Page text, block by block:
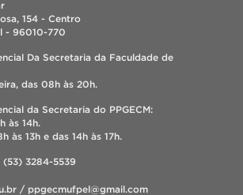
154 - Centro
- 96010-770
Da Secretaria da Faculdade de
das 08h às 20h.
da Secretaria do PPGECM:
às 14h.
às 13h e das 14h às 17h.
3284-5539
/ ppgecmufpel@gmail.com